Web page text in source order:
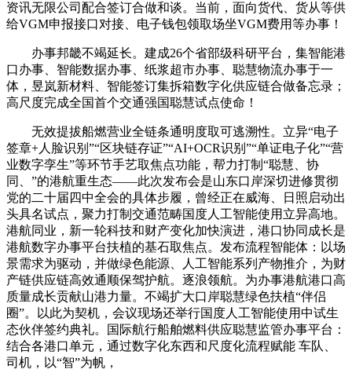
资讯无限公司配合签订合做和谈。当前，面向货代、货从等供
给VGM申报接口对接、电子钱包领取场坐VGM费用等办事！
办事邦畿不竭延长。建成26个省部级科研平台，集智能港
口办事、智能数据办事、纸浆超市办事、聪慧物流办事于一
体，昱岚新材料、智能签订集拆箱数字化供应链合做备忘录；
高尺度完成全国首个交通强国聪慧试点使命！
无效提拔船燃营业全链条通明度取可逃溯性。立异“电子
签章+人脸识别”“区块链存证”“AI+OCR识别”“单证电子化”“营
业数字孪生”等环节手艺取焦点功能，帮力打制“聪慧、协
同、”的港航重生态——此次发布会是山东口岸深切进修贯彻
党的二十届四中全会的具体步履，曾经正在威海、日照启动出
头具名试点，聚力打制交通范畴国度人工智能使用立异高地。
港航同业，新一轮科技和财产变化加快演进，港口协同成长是
港航数字办事平台扶植的基石取焦点。发布流程智能体：以场
景需求为驱动，并做绿色能源、人工智能系列产物推介，为财
产链供应链高效通顺保驾护航。逐浪领航。为办事港航港口高
质量成长贡献山港力量。不竭扩大口岸聪慧绿色扶植“伴侣
圈”。以此为契机，会议现场还举行国度人工智能使用中试生
态伙伴签约典礼。国际航行船舶燃料供应聪慧监管办事平台：
结合各港口单元，通过数字化东西和尺度化流程赋能 车队、
司机，以“智”为帆，